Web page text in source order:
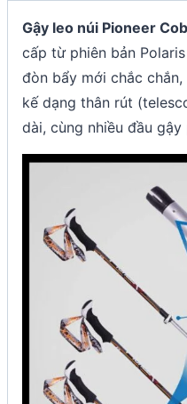
Gậy leo núi Pioneer
cấp từ phiên bản
đòn bẩy mới chắc
kế dạng thân rút
dài, cùng nhiều đầu